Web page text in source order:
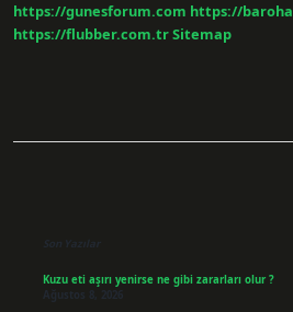
https://gunesforum.com https://
https://flubber.com.trSitemap
Son Yazılar
Kuzu eti aşırı yenirse ne gibi zararları olur ?
Ağustos 8, 2026